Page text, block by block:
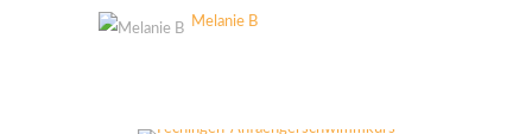
Melanie B